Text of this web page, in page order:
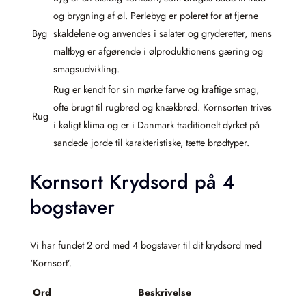
Byg
og brygning af øl. Perlebyg er poleret for at fjerne
skaldelene og anvendes i salater og gryderetter, mens
maltbyg er afgørende i ølproduktionens gæring og
smagsudvikling.
Rug
Rug er kendt for sin mørke farve og kraftige smag,
ofte brugt til rugbrød og knækbrød. Kornsorten trives
i køligt klima og er i Danmark traditionelt dyrket på
sandede jorde til karakteristiske, tætte brødtyper.
Kornsort Krydsord på 4
bogstaver
Vi har fundet 2 ord med 4 bogstaver til dit krydsord med
‘Kornsort’.
Ord Beskrivelse